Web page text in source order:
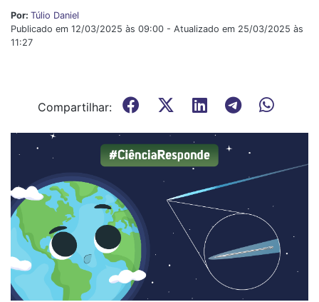
Por: Túlio Daniel
Publicado em 12/03/2025 às 09:00 - Atualizado em 25/03/2025 às
11:27
Compartilhar: